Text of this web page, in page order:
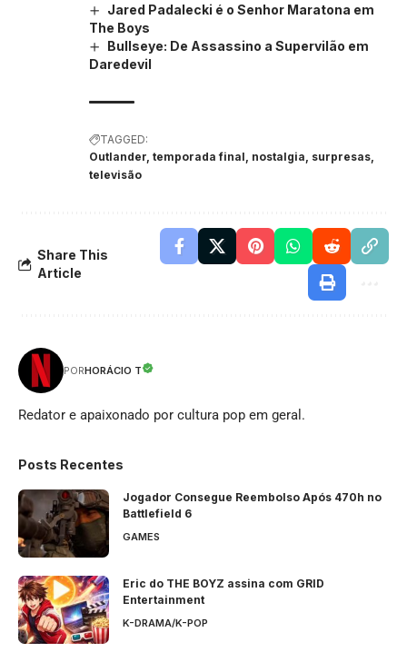
Jared Padalecki é o Senhor Maratona em
The Boys
Bullseye: De Assassino a Supervilão em
Daredevil
TAGGED:
Outlander, temporada final, nostalgia, surpresas,
televisão
Share This
Article
PORHORÁCIO T
Redator e apaixonado por cultura pop em geral.
Posts Recentes
Jogador Consegue Reembolso Após 470h no
Battlefield 6
GAMES
Eric do THE BOYZ assina com GRID
Entertainment
K-DRAMA/K-POP